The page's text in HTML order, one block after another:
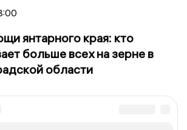
янтарного края: кто
больше всех на зерне в
области